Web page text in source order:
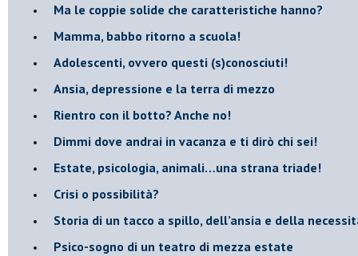
​Ma le coppie solide che caratteristiche hanno?
​Mamma, babbo ritorno a scuola!
Adolescenti, ovvero questi (s)conosciuti!
Ansia, depressione e la terra di mezzo
​Rientro con il botto? Anche no!
Dimmi dove andrai in vacanza e ti dirò chi sei!
​Estate, psicologia, animali…una strana triade!
​Crisi o possibilità?
​Storia di un tacco a spillo, dell’ansia e della
​Psico-sogno di un teatro di mezza estate